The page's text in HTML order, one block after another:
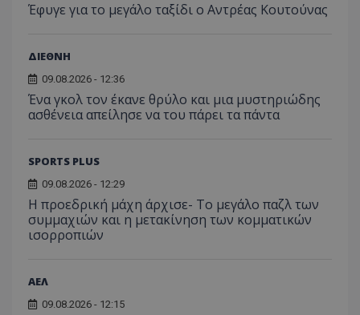
Έφυγε για το μεγάλο ταξίδι ο Αντρέας Κουτούνας
ΔΙΕΘΝΗ
09.08.2026 - 12:36
Ένα γκολ τον έκανε θρύλο και μια μυστηριώδης
ασθένεια απείλησε να του πάρει τα πάντα
SPORTS PLUS
09.08.2026 - 12:29
Η προεδρική μάχη άρχισε- Το μεγάλο παζλ των
συμμαχιών και η μετακίνηση των κομματικών
ισορροπιών
ΑΕΛ
09.08.2026 - 12:15